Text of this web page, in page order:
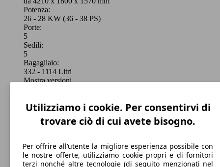
Kona 1.0 t-gdi 48V X Class Comfort Pack
2wd 120cv mt
Kona 1.0 t-gdi 48V X Line 2wd 120cv mt
(120 PS)
Model Version
88 KW
Potenza:
26 - 28 KW (36 - 38 PS)
Porte:
5
Sedili:
5
Bagagliaio:
332 - 1114 Litri
Mostra versioni
Utilizziamo i cookie. Per consentirvi di
trovare ciò di cui avete bisogno.
Per offrire all’utente la migliore esperienza possibile con
le nostre offerte, utilizziamo cookie propri e di fornitori
terzi nonché altre tecnologie (di seguito menzionati nel